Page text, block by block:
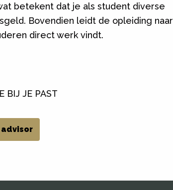
betekent dat je als student diverse
Bovendien leidt de opleiding naar
direct werk vindt.
BIJ JE PAST